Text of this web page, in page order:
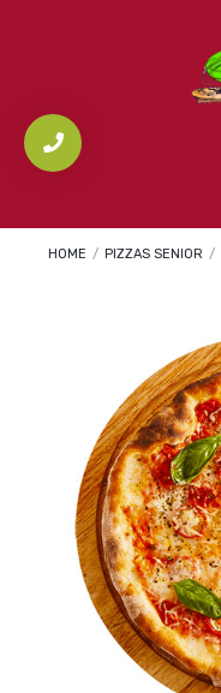
HOME / PIZZAS SENIOR /